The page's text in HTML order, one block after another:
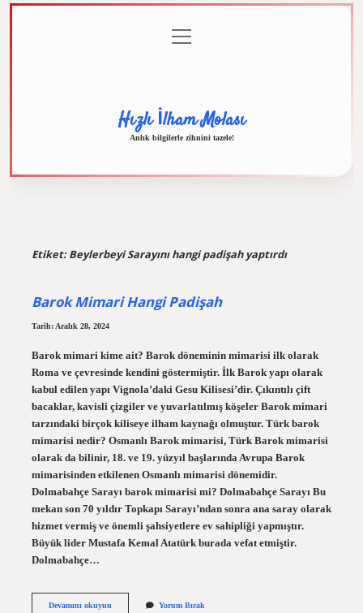
menüyü
aç
Hızlı İlham Molası
Anlık bilgilerle zihnini tazele!
Etiket:Beylerbeyi Sarayını hangi padişah yaptırdı
Barok Mimari Hangi Padişah
Tarih: Aralık 28, 2024
Barok mimari kime ait? Barok döneminin mimarisi ilk olarak
Roma ve çevresinde kendini göstermiştir. İlk Barok yapı olarak
kabul edilen yapı Vignola’daki Gesu Kilisesi’dir. Çıkıntılı çift
bacaklar, kavisli çizgiler ve yuvarlatılmış köşeler Barok mimari
tarzındaki birçok kiliseye ilham kaynağı olmuştur. Türk barok
mimarisi nedir? Osmanlı Barok mimarisi, Türk Barok mimarisi
olarak da bilinir, 18. ve 19. yüzyıl başlarında Avrupa Barok
mimarisinden etkilenen Osmanlı mimarisi dönemidir.
Dolmabahçe Sarayı barok mimarisi mi? Dolmabahçe Sarayı Bu
mekan son 70 yıldır Topkapı Sarayı’ndan sonra ana saray olarak
hizmet vermiş ve önemli şahsiyetlere ev sahipliği yapmıştır.
Büyük lider Mustafa Kemal Atatürk burada vefat etmiştir.
Dolmabahçe…
Devamını okuyunBarok
Yorum Bırak